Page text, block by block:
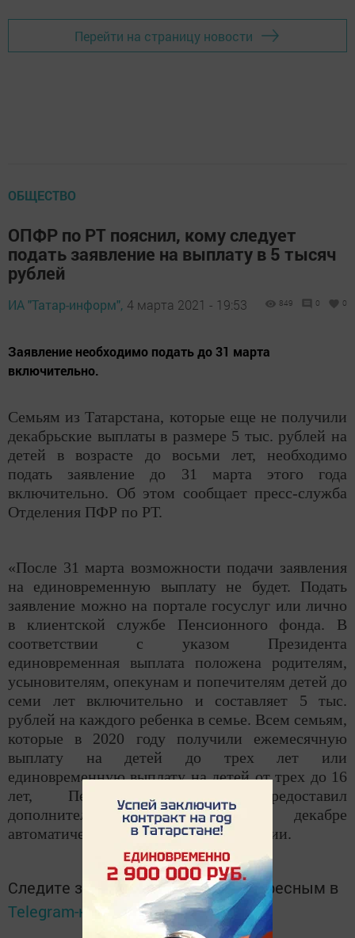
Перейти на страницу новости
ОБЩЕСТВО
ОПФР по РТ пояснил, кому следует
подать заявление на выплату в 5 тысяч
рублей
ИА "Татар-информ", 4 марта 2021 - 19:53 849 0 0
Заявление необходимо подать до 31 марта
включительно.
Семьям из Татарстана, которые еще не получили
декабрьские выплаты в размере 5 тыс. рублей на
детей в возрасте до восьми лет, необходимо
подать заявление до 31 марта этого года
включительно. Об этом сообщает пресс-служба
Отделения ПФР по РТ.
«После 31 марта возможности подачи заявления
на единовременную выплату не будет. Подать
заявление можно на портале госуслуг или лично
в клиентской службе Пенсионного фонда. В
соответствии с указом Президента
единовременная выплата положена родителям,
усыновителям, опекунам и попечителям детей до
семи лет включительно и составляет 5 тыс.
рублей на каждого ребенка в семье. Всем семьям,
которые в 2020 году получили ежемесячную
выплату на детей до трех лет или
единовременную выплату на детей от трех до 16
лет, Пенсионный фонд предоставил
дополнительную выплату в декабре
автоматически», — сказано в сообщении.
Следите за самым важным и интересным в
Telegram-канале
Татмедиа